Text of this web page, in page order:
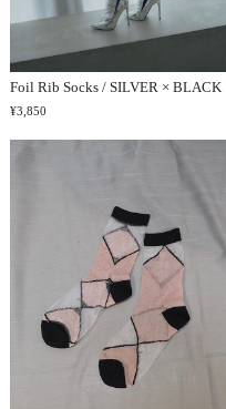
Foil Rib Socks / SILVER × BLACK
¥3,850